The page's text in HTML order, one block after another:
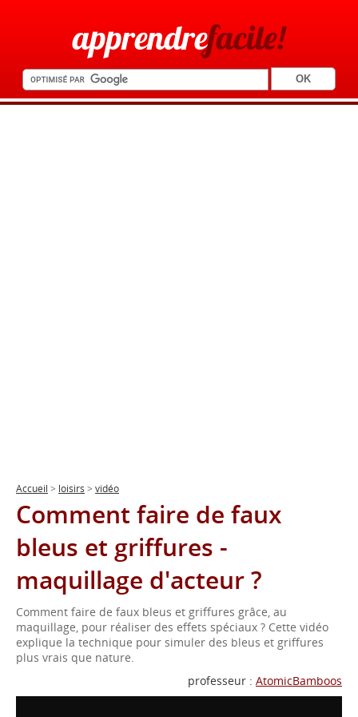
apprendrefacile!
Accueil > loisirs > vidéo
Comment faire de faux
bleus et griffures -
maquillage d'acteur ?
Comment faire de faux bleus et griffures grâce, au
maquillage, pour réaliser des effets spéciaux ? Cette vidéo
explique la technique pour simuler des bleus et griffures
plus vrais que nature.
professeur : AtomicBamboos